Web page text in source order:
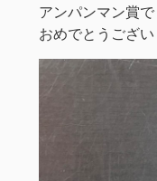
アンパンマン賞で
おめでとうござい